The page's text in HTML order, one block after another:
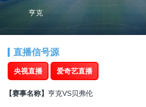
亨克
直播信号源
央视直播 爱奇艺直播
【赛事名称】 亨克VS贝弗伦